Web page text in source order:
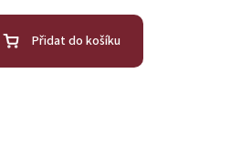
Přidat do košíku